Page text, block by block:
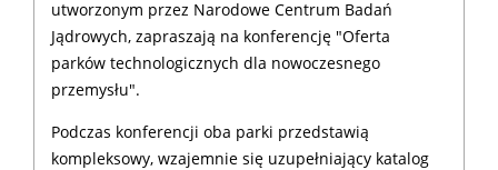
utworzonym przez Narodowe Centrum Badań
Jądrowych, zapraszają na konferencję "Oferta
parków technologicznych dla nowoczesnego
przemysłu".
Podczas konferencji oba parki przedstawią
kompleksowy, wzajemnie się uzupełniający katalog